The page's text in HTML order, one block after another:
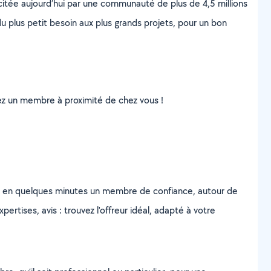
aujourd’hui par une communauté de plus de 4,5 millions
plus petit besoin aux plus grands projets, pour un bon
un membre à proximité de chez vous !
quelques minutes un membre de confiance, autour de
avis : trouvez l'offreur idéal, adapté à votre